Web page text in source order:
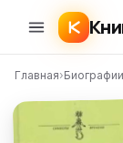
Главная›